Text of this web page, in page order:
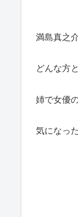
満島真之
どんな方
姉で女優
気になっ